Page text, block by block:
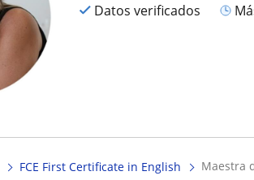
Datos verificados
FCE First Certificate in English